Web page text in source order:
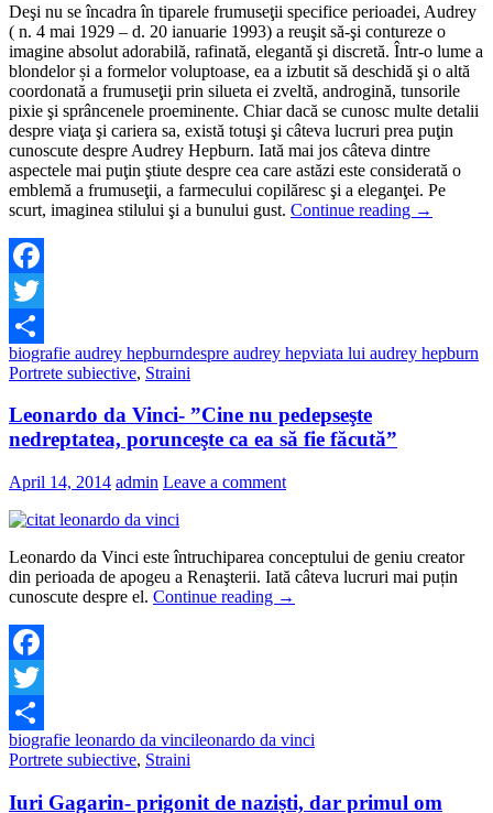
Deşi nu se încadra în tiparele frumuseţii specifice perioadei, Audrey
( n. 4 mai 1929 – d. 20 ianuarie 1993) a reuşit să-şi contureze o
imagine absolut adorabilă, rafinată, elegantă şi discretă. Într-o lume a
blondelor și a formelor voluptoase, ea a izbutit să deschidă şi o altă
coordonată a frumuseţii prin silueta ei zveltă, androgină, tunsorile
pixie şi sprâncenele proeminente. Chiar dacă se cunosc multe detalii
despre viaţa şi cariera sa, există totuşi şi câteva lucruri prea puţin
cunoscute despre Audrey Hepburn. Iată mai jos câteva dintre
aspectele mai puţin ştiute despre cea care astăzi este considerată o
emblemă a frumuseţii, a farmecului copilăresc şi a eleganţei. Pe
scurt, imaginea stilului şi a bunului gust. Continue reading →
Facebook
Twitter
Share
biografie audrey hepburndespre audrey hepviata lui audrey hepburn
Portrete subiective, Straini
Leonardo da Vinci- ”Cine nu pedepseşte
nedreptatea, porunceşte ca ea să fie făcută”
April 14, 2014 admin Leave a comment
Leonardo da Vinci este întruchiparea conceptului de geniu creator
din perioada de apogeu a Renaşterii. Iată câteva lucruri mai puțin
cunoscute despre el. Continue reading →
Facebook
Twitter
Share
biografie leonardo da vincileonardo da vinci
Portrete subiective, Straini
Iuri Gagarin- prigonit de naziști, dar primul om